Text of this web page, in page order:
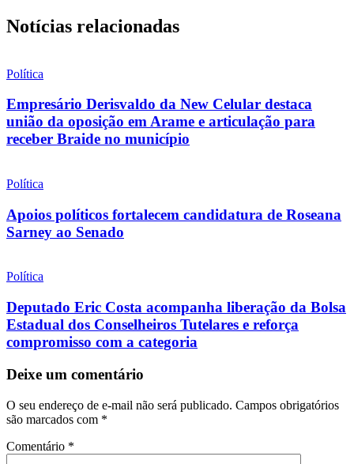
Notícias relacionadas
Política
Empresário Derisvaldo da New Celular destaca
união da oposição em Arame e articulação para
receber Braide no município
Política
Apoios políticos fortalecem candidatura de Roseana
Sarney ao Senado
Política
Deputado Eric Costa acompanha liberação da Bolsa
Estadual dos Conselheiros Tutelares e reforça
compromisso com a categoria
Deixe um comentário
O seu endereço de e-mail não será publicado. Campos obrigatórios
são marcados com *
Comentário *